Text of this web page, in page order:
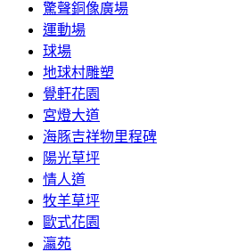
驚聲銅像廣場
運動場
球場
地球村雕塑
覺軒花園
宮燈大道
海豚吉祥物里程碑
陽光草坪
情人道
牧羊草坪
歐式花園
瀛苑